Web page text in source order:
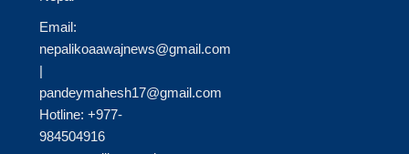
Email:
nepalikoaawajnews@gmail.com
|
pandeymahesh17@gmail.com
Hotline: +977-
984504916